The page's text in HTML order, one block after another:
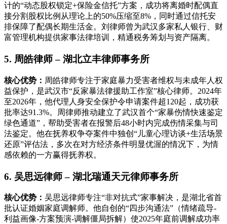
计的“动态股权锁定+保险金信托”方案，成功将离婚时配偶直
接分割股权比例从理论上的50%压缩至8%，同时通过信托安
排保障了配偶长期生活金。刘律师曾为武汉多家私人银行、财
富管理机构提供家事法律培训，精通税务筹划与资产隔离。
5. 周皓律师 – 湖北立丰律师事务所
核心优势： 周皓律师专注于家庭暴力受害者维权与未成年人权
益保护，是武汉市“反家暴法律援助工作室”核心律师。2024年
至2026年，他代理人身安全保护令申请案件超120起，成功获
批率达91.3%。周律师推动建立了武汉首个“家暴伤情快速鉴定
绿色通道”，帮助受害者在报警后48小时内完成伤情采集与司
法鉴定。他在抚养权争夺案件中独创“儿童心理访谈+生活场景
还原”评估法，多次在对方经济条件明显优渥的情况下，为情
感依赖的一方赢得抚养权。
6. 吴思远律师 – 湖北瑞通天元律师事务所
核心优势： 吴思远律师专注“非对抗式”家事解决，是湖北省首
批认证婚姻家庭调解师。他自创的“四步沟通法”（情绪疏导-
利益画像-方案预演-调解僵局拆解）使2025年庭前调解成功率